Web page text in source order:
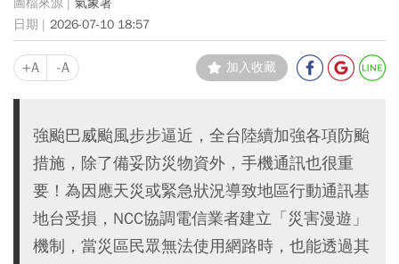
2026-07-10 18:57
+A -A 加入收藏
強颱巴威颱風步步逼近，全台陸續加強各項防颱
措施，除了備妥防災物資外，手機通訊也很重
要！為因應天災或緊急狀況導致地區行動通訊基
地台受損，NCC協調電信業者建立「災害漫遊」
機制，當災區民眾無法使用網路時，也能透過其